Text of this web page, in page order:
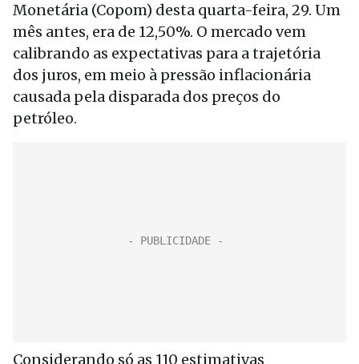
Monetária (Copom) desta quarta-feira, 29. Um
mês antes, era de 12,50%. O mercado vem
calibrando as expectativas para a trajetória
dos juros, em meio à pressão inflacionária
causada pela disparada dos preços do
petróleo.
Considerando só as 110 estimativas